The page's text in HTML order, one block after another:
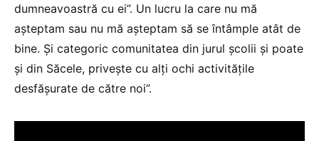
dumneavoastră cu ei”. Un lucru la care nu mă
așteptam sau nu mă așteptam să se întâmple atât de
bine. Și categoric comunitatea din jurul școlii și poate
și din Săcele, privește cu alți ochi activitățile
desfășurate de către noi”.